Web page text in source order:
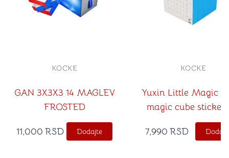
GAN 3X3X3 14 MAGLEV
FROSTED
KOCKE
11,000 RSD Dodajte
Yuxin Little Magic
magic cube
KOCKE
7,990 RSD